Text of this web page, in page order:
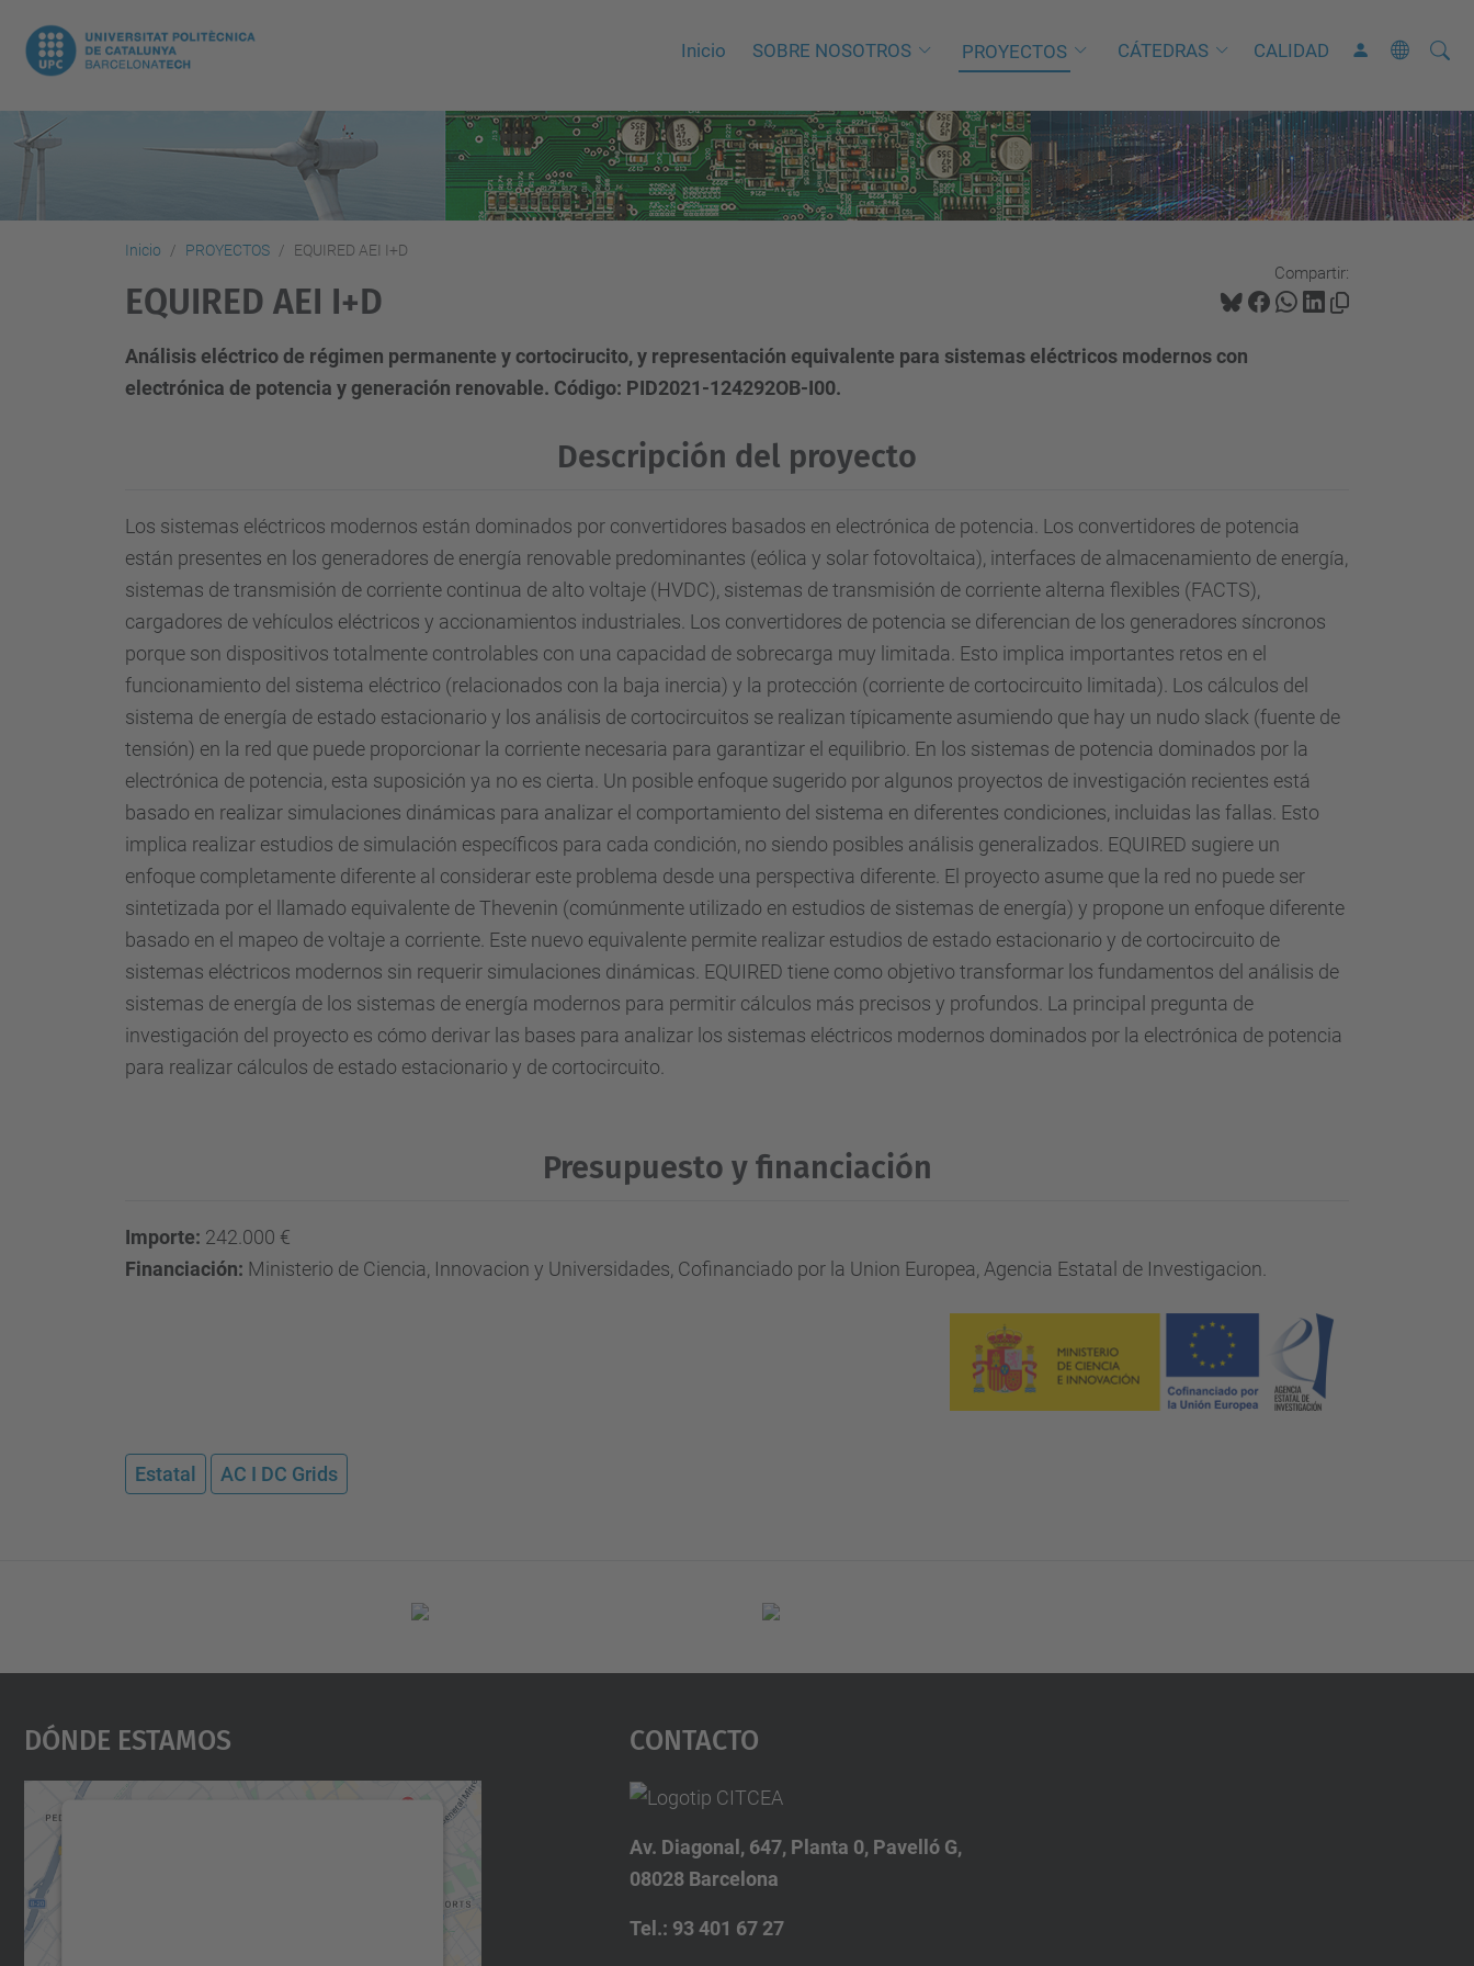
Inicio SOBRE NOSOTROS PROYECTOS CÁTEDRAS CALIDAD
B
s
q
u
e
Inicio PROYECTOS EQUIRED AEI I+D
Compartir:
EQUIRED AEI I+D
Análisis eléctrico de régimen permanente y cortocirucito, y representación equivalente para sistemas eléctricos modernos con
electrónica de potencia y generación renovable. Código: PID2021-124292OB-I00.
Descripción del proyecto
Los sistemas eléctricos modernos están dominados por convertidores basados en electrónica de potencia. Los convertidores de potencia
están presentes en los generadores de energía renovable predominantes (eólica y solar fotovoltaica), interfaces de almacenamiento de energía,
sistemas de transmisión de corriente continua de alto voltaje (HVDC), sistemas de transmisión de corriente alterna flexibles (FACTS),
cargadores de vehículos eléctricos y accionamientos industriales. Los convertidores de potencia se diferencian de los generadores síncronos
porque son dispositivos totalmente controlables con una capacidad de sobrecarga muy limitada. Esto implica importantes retos en el
funcionamiento del sistema eléctrico (relacionados con la baja inercia) y la protección (corriente de cortocircuito limitada). Los cálculos del
sistema de energía de estado estacionario y los análisis de cortocircuitos se realizan típicamente asumiendo que hay un nudo slack (fuente de
tensión) en la red que puede proporcionar la corriente necesaria para garantizar el equilibrio. En los sistemas de potencia dominados por la
electrónica de potencia, esta suposición ya no es cierta. Un posible enfoque sugerido por algunos proyectos de investigación recientes está
basado en realizar simulaciones dinámicas para analizar el comportamiento del sistema en diferentes condiciones, incluidas las fallas. Esto
implica realizar estudios de simulación específicos para cada condición, no siendo posibles análisis generalizados. EQUIRED sugiere un
enfoque completamente diferente al considerar este problema desde una perspectiva diferente. El proyecto asume que la red no puede ser
sintetizada por el llamado equivalente de Thevenin (comúnmente utilizado en estudios de sistemas de energía) y propone un enfoque diferente
basado en el mapeo de voltaje a corriente. Este nuevo equivalente permite realizar estudios de estado estacionario y de cortocircuito de
sistemas eléctricos modernos sin requerir simulaciones dinámicas. EQUIRED tiene como objetivo transformar los fundamentos del análisis de
sistemas de energía de los sistemas de energía modernos para permitir cálculos más precisos y profundos. La principal pregunta de
investigación del proyecto es cómo derivar las bases para analizar los sistemas eléctricos modernos dominados por la electrónica de potencia
para realizar cálculos de estado estacionario y de cortocircuito.
Presupuesto y financiación
Importe: 242.000 €
Financiación: Ministerio de Ciencia, Innovacion y Universidades, Cofinanciado por la Union Europea, Agencia Estatal de Investigacion.
Estatal AC I DC Grids
Dónde Estamos Contacto
Av. Diagonal, 647, Planta 0, Pavelló G,
08028 Barcelona
Tel.: 93 401 67 27